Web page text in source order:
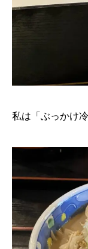
私は「ぶっかけ